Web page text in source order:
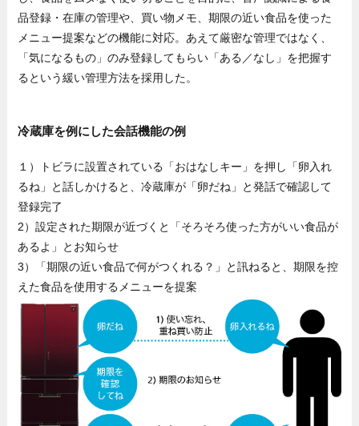
品登録・在庫の管理や、買い物メモ、期限の近い食品を使った
メニュー提案などの機能に対応。あえて厳密な管理ではなく、
「気になるもの」のみ登録してもらい「ある／なし」を把握す
るという緩い管理方法を採用した。
冷蔵庫を例にした会話機能の例
１）トビラに設置されている「おはなしキー」を押し「卵入れ
るね」と話しかけると、冷蔵庫が「卵だね」と発話で確認して
登録完了
2）設定された期限が近づくと「そろそろ使った方がいい食品が
あるよ」とお知らせ
3）「期限の近い食品で何がつくれる？」と訊ねると、期限を控
えた食品を使用するメニューを提案